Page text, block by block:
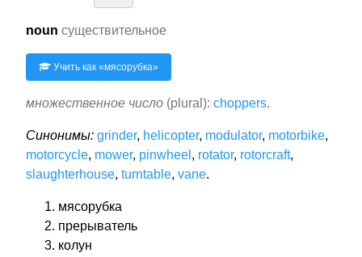
noun существительное
Учить как «мясорубка»
множественное число (plural): choppers.
Синонимы: grinder, helicopter, modulator, motorbike,
motorcycle, mower, pinwheel , rotator, rotorcraft,
slaughterhouse, turntable, vane.
мясорубка
прерыватель
колун